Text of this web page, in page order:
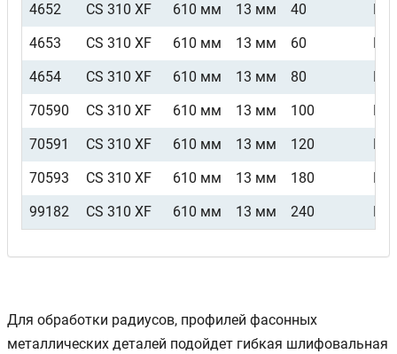
4652 CS 310 XF 610 мм 13 мм 40
4653
CS 310 XF 610 мм 13 мм 60
4654
CS 310 XF 610 мм 13 мм 80
70590
CS 310 XF 610 мм 13 мм 100
70591
CS 310 XF 610 мм 13 мм 120
70593
CS 310 XF 610 мм 13 мм 180
99182
CS 310 XF 610 мм 13 мм 240
Для обработки радиусов, профилей фасонных
металлических деталей подойдет гибкая шлифовальная